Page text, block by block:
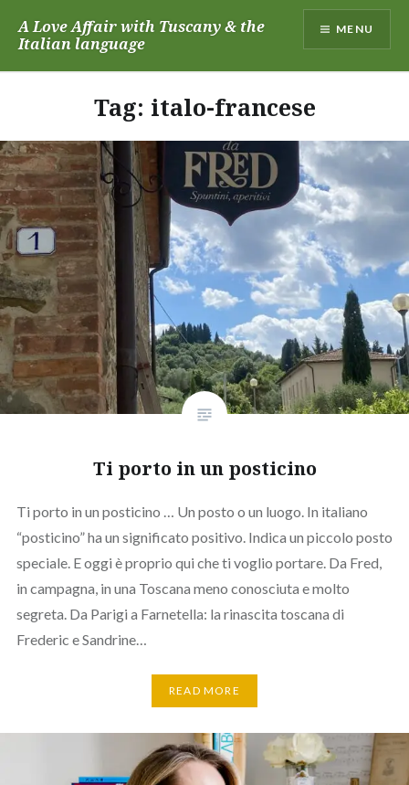
A Love Affair with Tuscany & the
Italian language
MENU
Tag: italo-francese
Ti porto in un posticino
Ti porto in un posticino … Un posto o un luogo. In italiano
“posticino” ha un significato positivo. Indica un piccolo posto
speciale. E oggi è proprio qui che ti voglio portare. Da Fred,
in campagna, in una Toscana meno conosciuta e molto
segreta. Da Parigi a Farnetella: la rinascita toscana di
Frederic e Sandrine…
READ MORE